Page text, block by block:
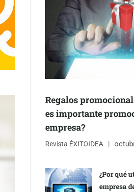
Regalos
es importante
empresa?
Revista ÉXITOIDEA
¿Por qué
empresa